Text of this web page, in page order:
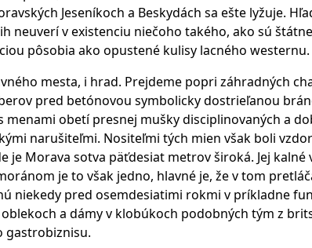
Jeseníkoch a Beskydách sa ešte lyžuje.
neuverí v existenciu niečoho takého, ako sú
pôsobia ako opustené kulisy lacného westernu.
mesta, i hrad. Prejdeme popri záhradných
pred betónovou symbolicky dostrieľanou
obetí presnej mušky disciplinovaných a
narušiteľmi. Nositeľmi tých mien však boli
je Morava sotva päťdesiat metrov široká. Jej
je to však jedno, hlavné je, že v tom
niekedy pred osemdesiatimi rokmi v príkladne
a dámy v klobúkoch podobných tým z
gastrobiznisu.